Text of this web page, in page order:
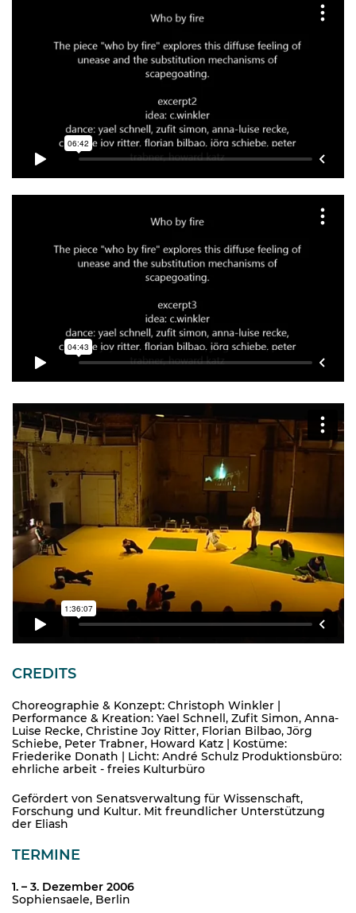
CREDITS
Choreographie & Konzept: Christoph Winkler |
Performance & Kreation: Yael Schnell, Zufit Simon, Anna-
Luise Recke, Christine Joy Ritter, Florian Bilbao, Jörg
Schiebe, Peter Trabner, Howard Katz | Kostüme:
Friederike Donath | Licht: André Schulz Produktionsbüro:
ehrliche arbeit - freies Kulturbüro
Gefördert von Senatsverwaltung für Wissenschaft,
Forschung und Kultur. Mit freundlicher Unterstützung
der Eliash
TERMINE
1. – 3. Dezember 2006
Sophiensaele, Berlin